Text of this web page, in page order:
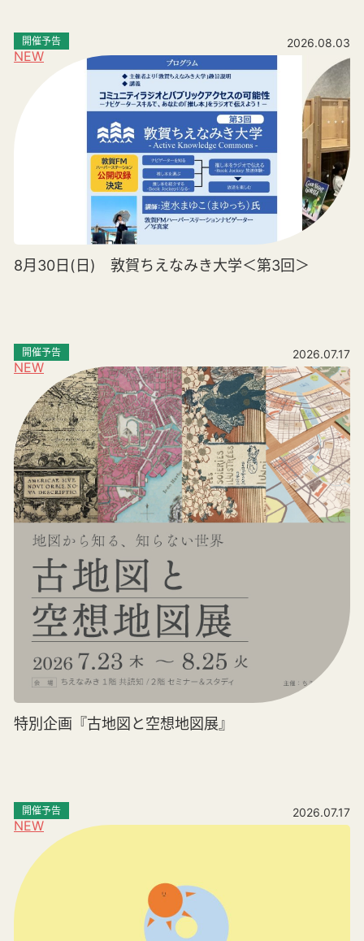
NEW
開催予告 2026.08.03
8月30日(日) 敦賀ちえなみき大学＜第3回＞
NEW
開催予告 2026.07.17
特別企画『古地図と空想地図展』
NEW
開催予告 2026.07.17